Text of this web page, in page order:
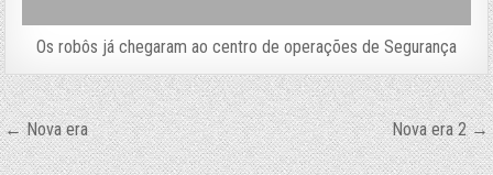
Os robôs já chegaram ao centro de operações de Segurança
Navegação
de
← Nova era Nova era 2 →